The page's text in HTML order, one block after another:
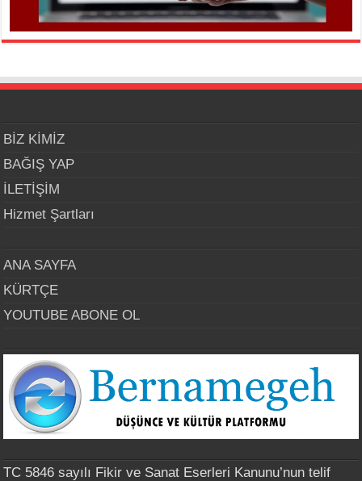
BİZ KİMİZ
BAĞIŞ YAP
İLETİŞİM
Hizmet Şartları
ANA SAYFA
KÜRTÇE
YOUTUBE ABONE OL
TC 5846 sayılı Fikir ve Sanat Eserleri Kanunu’nun telif